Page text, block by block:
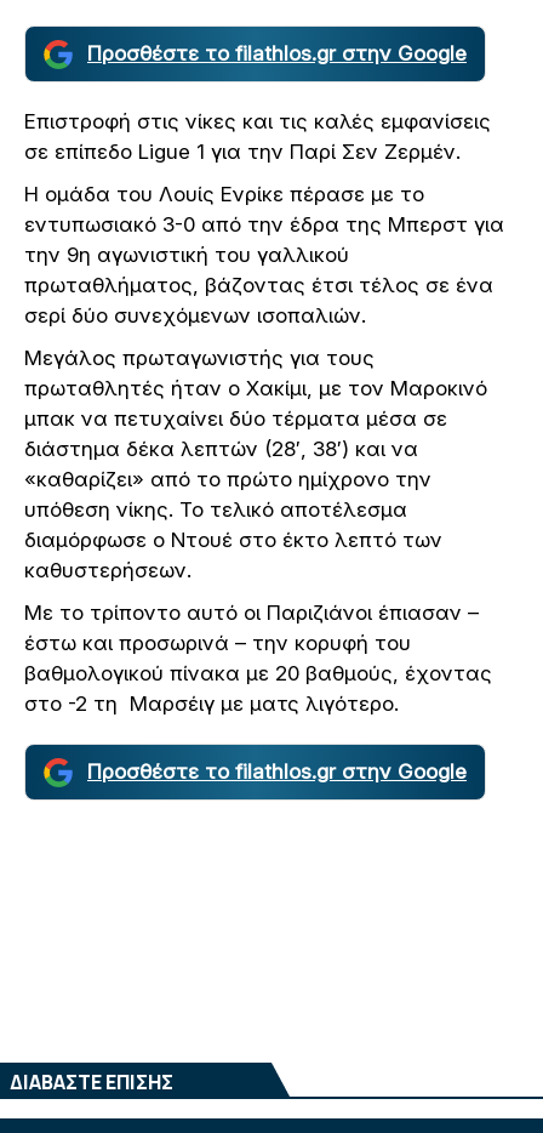
Προσθέστε το filathlos.gr στην Google
Επιστροφή στις νίκες και τις καλές εμφανίσεις
σε επίπεδο Ligue 1 για την Παρί Σεν Ζερμέν.
Η ομάδα του Λουίς Ενρίκε πέρασε με το
εντυπωσιακό 3-0 από την έδρα της Μπερστ για
την 9η αγωνιστική του γαλλικού
πρωταθλήματος, βάζοντας έτσι τέλος σε ένα
σερί δύο συνεχόμενων ισοπαλιών.
Μεγάλος πρωταγωνιστής για τους
πρωταθλητές ήταν ο Χακίμι, με τον Μαροκινό
μπακ να πετυχαίνει δύο τέρματα μέσα σε
διάστημα δέκα λεπτών (28′, 38′) και να
«καθαρίζει» από το πρώτο ημίχρονο την
υπόθεση νίκης. Το τελικό αποτέλεσμα
διαμόρφωσε ο Ντουέ στο έκτο λεπτό των
καθυστερήσεων.
Με το τρίποντο αυτό οι Παριζιάνοι έπιασαν –
έστω και προσωρινά – την κορυφή του
βαθμολογικού πίνακα με 20 βαθμούς, έχοντας
στο -2 τη Μαρσέιγ με ματς λιγότερο.
Προσθέστε το filathlos.gr στην Google
ΔΙΑΒΑΣΤΕ ΕΠΙΣΗΣ